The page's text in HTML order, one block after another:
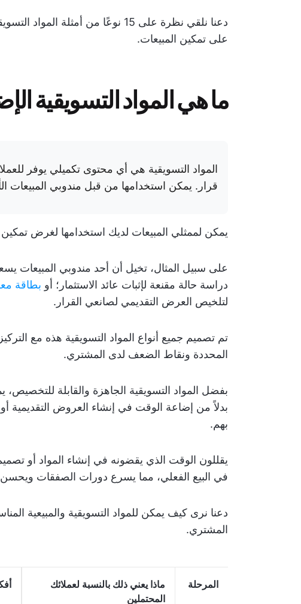
دعنا نلقي نظرة على 15 نوعًا من أمثلة
على تمكين المبيعات.
ما هي المواد التسويقية
المواد التسويقية هي أي محتوى تكميلي يوفر
قرار. يمكن استخدامها من قبل مندوبي المبيعات
يمكن لممثلي المبيعات لديك استخدامها لغرض تمكين
على سبيل المثال، تخيل أن أحد مندوبي المبيعات
دراسة حالة مقنعة لإثبات عائد الاستثمار؛ أو بطاقة
لتلخيص العرض التقديمي لصانعي القرار.
تم تصميم جميع أنواع المواد التسويقية هذه مع
المحددة ونقاط الضعف لدى المشتري.
بفضل المواد التسويقية الجاهزة والقابلة للتخصيص،
بدلاً من إضاعة الوقت في إنشاء العروض التقديمية
بهم.
يقللون الوقت الذي يقضونه في إنشاء المواد أو
في البيع الفعلي، مما يسرع دورات الصفقات ويحسن
دعنا نرى كيف يمكن للمواد التسويقية والمبيعية
المشتري.
المرحلة
ماذا يعني ذلك بالنسبة لعملائك
المحتملين